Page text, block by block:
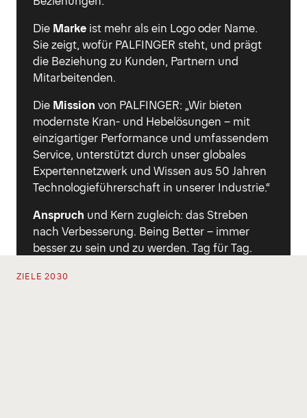
Die Marke ist mehr als ein Logo oder Name.
Sie zeigt, wofür PALFINGER steht, und prägt
die Beziehung zu Kunden, Partnern und
Mitarbeitenden.
Die Mission von PALFINGER: „Wir bieten
modernste Kran- und Hebelösungen – mit
einzigartiger Performance und umfassendem
Service, unterstützt durch unser globales
Expertennetzwerk und Wissen aus 50 Jahren
Technologieführerschaft in unserer Industrie.“
Anspruch und Kern zugleich: das Streben
nach Verbesserung. Being Better – immer
besser zu sein und zu werden. Tag für Tag.
ZIELE 2030